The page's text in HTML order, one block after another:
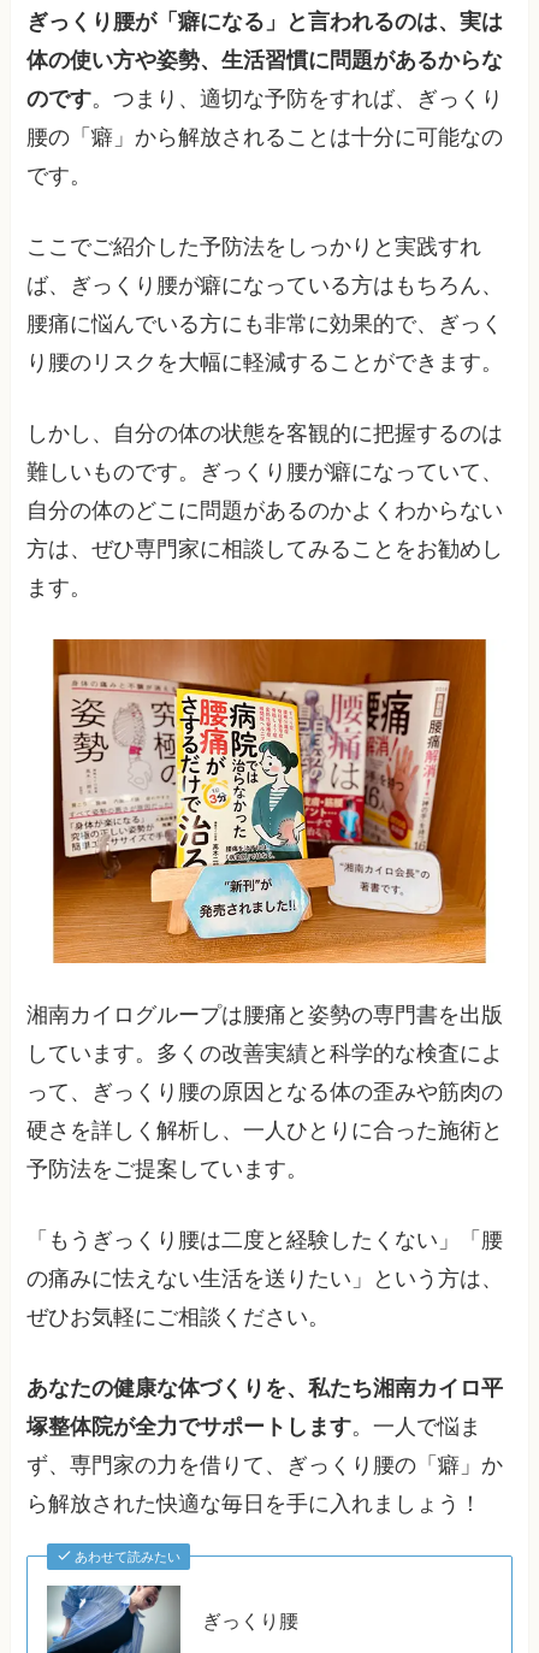
ぎっくり腰が「癖になる」と言われるのは、実は
体の使い方や姿勢、生活習慣に問題があるからな
のです。つまり、適切な予防をすれば、ぎっくり
腰の「癖」から解放されることは十分に可能なの
です。
ここでご紹介した予防法をしっかりと実践すれ
ば、ぎっくり腰が癖になっている方はもちろん、
腰痛に悩んでいる方にも非常に効果的で、ぎっく
り腰のリスクを大幅に軽減することができます。
しかし、自分の体の状態を客観的に把握するのは
難しいものです。ぎっくり腰が癖になっていて、
自分の体のどこに問題があるのかよくわからない
方は、ぜひ専門家に相談してみることをお勧めし
ます。
湘南カイログループは腰痛と姿勢の専門書を出版
しています。多くの改善実績と科学的な検査によ
って、ぎっくり腰の原因となる体の歪みや筋肉の
硬さを詳しく解析し、一人ひとりに合った施術と
予防法をご提案しています。
「もうぎっくり腰は二度と経験したくない」「腰
の痛みに怯えない生活を送りたい」という方は、
ぜひお気軽にご相談ください。
あなたの健康な体づくりを、私たち湘南カイロ平
塚整体院が全力でサポートします。一人で悩ま
ず、専門家の力を借りて、ぎっくり腰の「癖」か
ら解放された快適な毎日を手に入れましょう！
あわせて読みたい
ぎっくり腰